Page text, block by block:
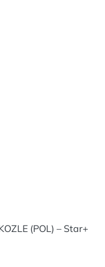
(POL) – Star+